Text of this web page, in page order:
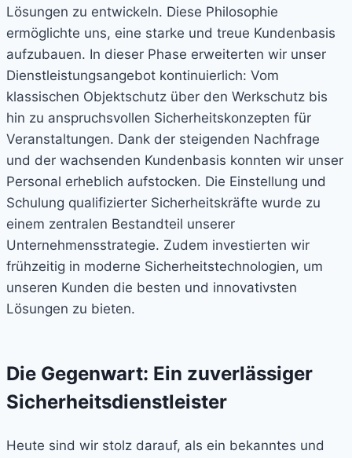
Lösungen zu entwickeln. Diese Philosophie
ermöglichte uns, eine starke und treue Kundenbasis
aufzubauen. In dieser Phase erweiterten wir unser
Dienstleistungsangebot kontinuierlich: Vom
klassischen Objektschutz über den Werkschutz bis
hin zu anspruchsvollen Sicherheitskonzepten für
Veranstaltungen. Dank der steigenden Nachfrage
und der wachsenden Kundenbasis konnten wir unser
Personal erheblich aufstocken. Die Einstellung und
Schulung qualifizierter Sicherheitskräfte wurde zu
einem zentralen Bestandteil unserer
Unternehmensstrategie. Zudem investierten wir
frühzeitig in moderne Sicherheitstechnologien, um
unseren Kunden die besten und innovativsten
Lösungen zu bieten.
Die Gegenwart: Ein zuverlässiger
Sicherheitsdienstleister
Heute sind wir stolz darauf, als ein bekanntes und